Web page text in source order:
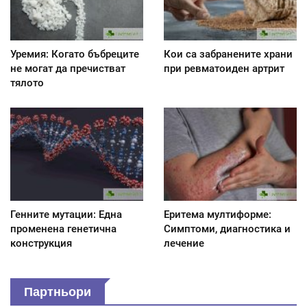
Уремия: Когато бъбреците
не могат да пречистват
тялото
Кои са забранените храни
при ревматоиден артрит
Генните мутации: Една
променена генетична
конструкция
Еритема мултиформе:
Симптоми, диагностика и
лечение
Партньори